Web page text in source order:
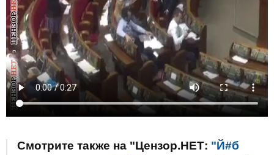
Смотрите также на "Цензор.НЕТ: "Й#б